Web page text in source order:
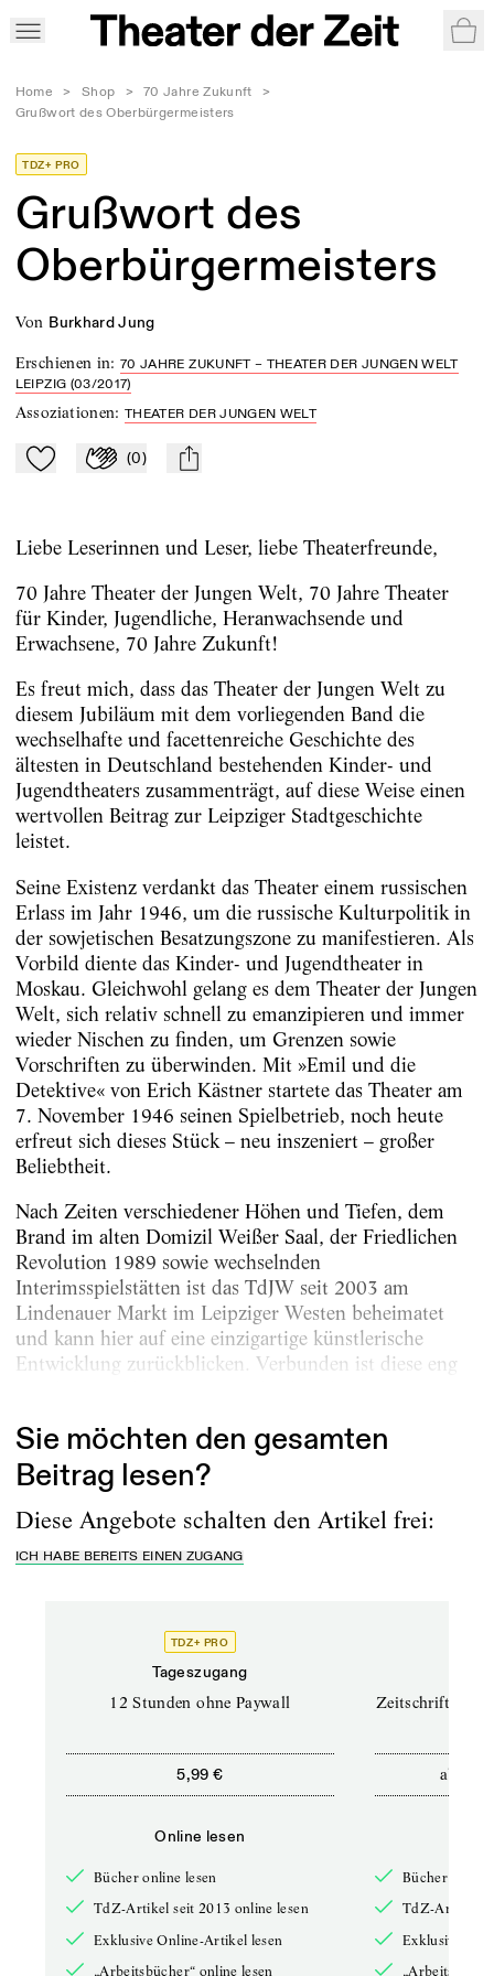
Home > Shop > 70 Jahre Zukunft
>
Grußwort des Oberbürgermeisters
TDZ+ PRO
Grußwort des
Oberbürgermeisters
von Burkhard Jung
Erschienen in:70 JAHRE ZUKUNFT – THEATER DER JUNGEN WELT
LEIPZIG (03/2017)
Assoziationen:THEATER DER JUNGEN WELT
Zu Mein-TdZ hinzufügen
Applaudieren
(0) mail
Liebe Leserinnen und Leser, liebe Theaterfreunde,
70 Jahre Theater der Jungen Welt, 70 Jahre Theater
für Kinder, Jugendliche, Heranwachsende und
Erwachsene, 70 Jahre Zukunft!
Es freut mich, dass das Theater der Jungen Welt zu
diesem Jubiläum mit dem vorliegenden Band die
wechselhafte und facettenreiche Geschichte des
ältesten in Deutschland bestehenden Kinder- und
Jugendtheaters zusammenträgt, auf diese Weise einen
wertvollen Beitrag zur Leipziger Stadtgeschichte
leistet.
Seine Existenz verdankt das Theater einem russischen
Erlass im Jahr 1946, um die russische Kulturpolitik in
der sowjetischen Besatzungszone zu manifestieren. Als
Vorbild diente das Kinder- und Jugendtheater in
Moskau. Gleichwohl gelang es dem Theater der Jungen
Welt, sich relativ schnell zu emanzipieren und immer
wieder Nischen zu finden, um Grenzen sowie
Vorschriften zu überwinden. Mit »Emil und die
Detektive« von Erich Kästner startete das Theater am
7. November 1946 seinen Spielbetrieb, noch heute
erfreut sich dieses Stück – neu inszeniert – großer
Beliebtheit.
Nach Zeiten verschiedener Höhen und Tiefen, dem
Brand im alten Domizil Weißer Saal, der Friedlichen
Revolution 1989 sowie wechselnden
Interimsspielstätten ist das TdJW seit 2003 am
Lindenauer Markt im Leipziger Westen beheimatet
und kann hier auf eine einzigartige künstlerische
Entwicklung zurückblicken. Verbunden ist diese eng
Sie möchten den gesamten
Beitrag lesen?
Diese Angebote schalten den Artikel frei:
ICH HABE BEREITS EINEN ZUGANG
TDZ+ PRO
Tageszugang
12 Stunden ohne Paywall
5,99 €
Online lesen
Bücher online lesen
TdZ-Artikel seit 2013 online lesen
Exklusive Online-Artikel lesen
„Arbeitsbücher“ online lesen
Zeitschriften
ab
Bücher online
TdZ-Artikel
Exklusive